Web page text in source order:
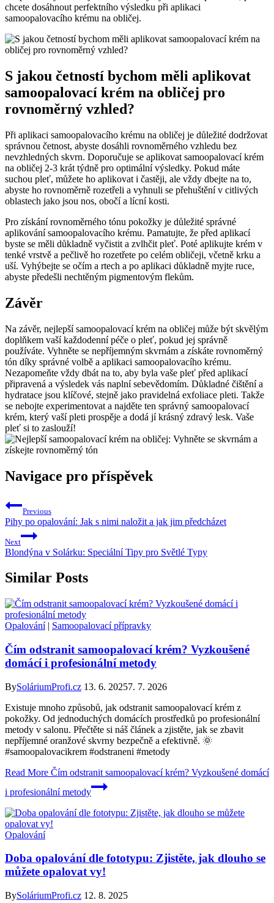
chcete dosáhnout perfektního výsledku při aplikaci
samoopalovacího krému na obličej.
S jakou četností bychom měli aplikovat
samoopalovací krém na obličej pro
rovnoměrný vzhled?
Při aplikaci samoopalovacího krému na obličej je důležité dodržovat
správnou četnost, abyste dosáhli rovnoměrného vzhledu bez
nevzhledných skvrn. Doporučuje se aplikovat samoopalovací krém
na obličej 2-3 krát týdně pro optimální výsledky. Pokud máte
suchou pleť, můžete ho aplikovat i častěji, ale vždy dbejte na to,
abyste ho rovnoměrně rozetřeli a vyhnuli se přehuštění v citlivých
oblastech jako jsou nos, obočí a lícní kosti.
Pro získání rovnoměrného tónu pokožky je důležité správné
aplikování samoopalovacího krému. Pamatujte, že před aplikací
byste se měli důkladně vyčistit a zvlhčit pleť. Poté aplikujte krém v
tenké vrstvě a pečlivě ho rozetřete po celém obličeji, včetně krku a
uší. Vyhýbejte se očím a rtech a po aplikaci důkladně myjte ruce,
abyste předešli nechtěným pigmentovým flekům.
Závěr
Na závěr, nejlepší samoopalovací krém na obličej může být skvělým
doplňkem vaší každodenní péče o pleť, pokud jej správně
používáte. Vyhněte se nepříjemným skvrnám a získáte rovnoměrný
tón díky správné volbě a aplikaci samoopalovacího krému.
Nezapomeňte vždy dbát na to, aby byla vaše pleť před aplikací
připravená a výsledek vás naplní sebevědomím. Důkladné čištění a
hydratace jsou klíčové, stejně jako pravidelná exfoliace pleti. Takže
se nebojte experimentovat a najděte ten správný samoopalovací
krém, který vaší pleti prospěje a dodá jí krásný zdravý lesk. Vaše
pleť si to zaslouží!
Navigace pro příspěvek
Previous
Pihy po opalování: Jak s nimi naložit a jak jim předcházet
Next
Blondýna v Solárku: Speciální Tipy pro Světlé Typy
Similar Posts
Opalování| Samoopalovací přípravky
Čím odstranit samoopalovací krém? Vyzkoušené
domácí i profesionální metody
BySoláriumProfi.cz 13. 6. 20257. 7. 2026
Existuje mnoho způsobů, jak odstranit samoopalovací krém z
pokožky. Od jednoduchých domácích prostředků po profesionální
metody v salonu. Přečtěte si náš článek a zjistěte, jak se zbavit
nepříjemné oranžové skvrny bezpečně a efektivně. 🌞
#samoopalovacikrem #odstraneni #metody
Read More Čím odstranit samoopalovací krém? Vyzkoušené domácí
i profesionální metody
Opalování
Doba opalování dle fototypu: Zjistěte, jak dlouho se
můžete opalovat vy!
BySoláriumProfi.cz 12. 8. 2025